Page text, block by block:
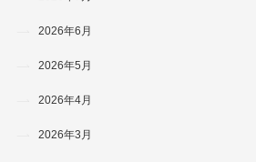
2026年6月
2026年5月
2026年4月
2026年3月